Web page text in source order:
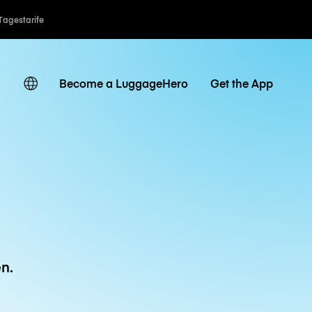
Become a LuggageHero Get the App